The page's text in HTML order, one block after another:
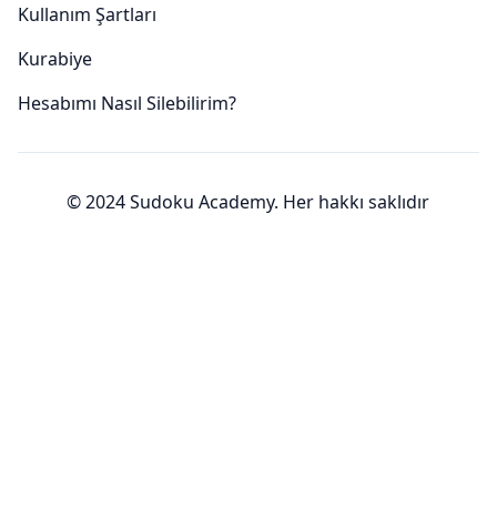
Kullanım Şartları
Kurabiye
Hesabımı Nasıl Silebilirim?
© 2024 Sudoku Academy. Her hakkı saklıdır